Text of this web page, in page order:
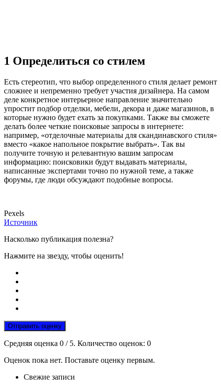
1 Определиться со стилем
Есть стереотип, что выбор определенного стиля делает ремонт
сложнее и непременно требует участия дизайнера. На самом
деле конкретное интерьерное направление значительно
упростит подбор отделки, мебели, декора и даже магазинов, в
которые нужно будет ехать за покупками. Также вы сможете
делать более четкие поисковые запросы в интернете:
например, «отделочные материалы для скандинавского стиля»
вместо «какое напольное покрытие выбрать». Так вы
получите точную и релевантную вашим запросам
информацию: поисковики будут выдавать материалы,
написанные экспертами точно по нужной теме, а также
форумы, где люди обсуждают подобные вопросы.
Pexels
Источник
Насколько публикация полезна?
Нажмите на звезду, чтобы оценить!
Отправить оценку
Средняя оценка 0 / 5. Количество оценок: 0
Оценок пока нет. Поставьте оценку первым.
Свежие записи